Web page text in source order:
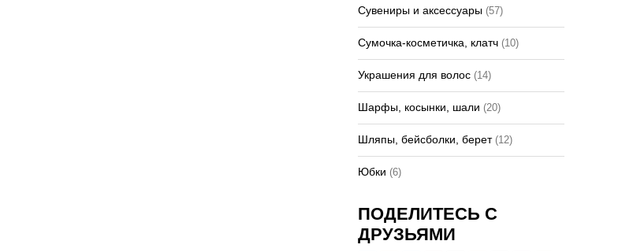
Сувениры и аксессуары(57)
Сумочка-косметичка, клатч(10)
Украшения для волос(14)
Шарфы, косынки, шали (20)
Шляпы, бейсболки, берет(12)
Юбки (6)
ПОДЕЛИТЕСЬ С
ДРУЗЬЯМИ